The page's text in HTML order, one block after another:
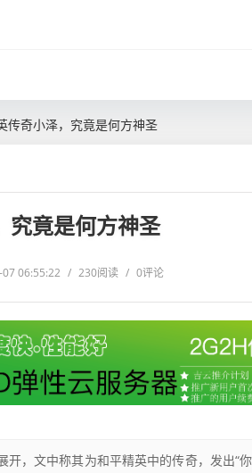
传奇小泽，究竟是何方神圣
究竟是何方神圣
06:55:22 / 230阅读 / 0评论
开，文中称其为和平精英中的传奇，发出“